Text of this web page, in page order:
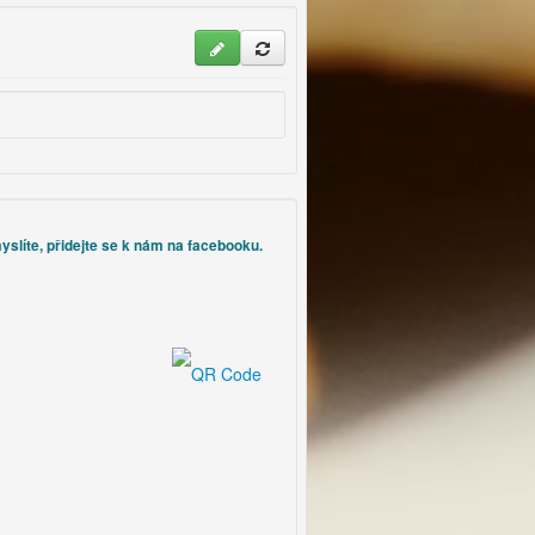
přidejte se k nám na facebooku.